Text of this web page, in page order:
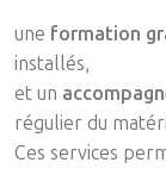
une formation
installés,
et un
régulier du
Ces services